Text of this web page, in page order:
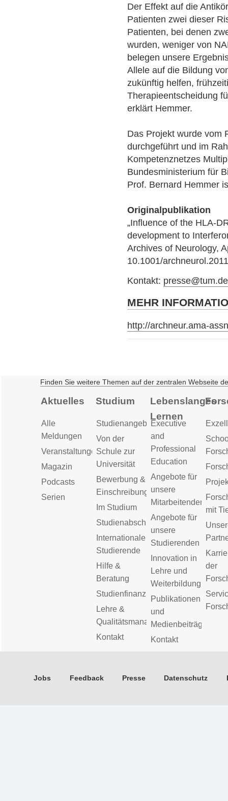
Der Effekt auf die
Patienten zwei dieser
Patienten, bei denen
wurden, weniger von
belegen unsere
Allele auf die Bildung
zukünftig helfen,
Therapieentscheidung
erklärt Hemmer.
Das Projekt wurde vom
durchgeführt und im
Kompetenznetzes
Bundesministerium für
Prof. Bernard Hemmer
Originalpublikation
„Influence of the HLA-
development to
Archives of Neurology,
10.1001/
Kontakt: presse@tum.de
MEHR
http://archneur.ama-
Finden Sie weitere Themen auf der zentralen Webseite
Aktuelles
Alle
Meldungen
Veranstaltungen
Magazin
Podcasts
Serien
Studium
Studienangebot
Von der
Schule zur
Universität
Bewerbung &
Einschreibung
Im Studium
Studienabschluss
Internationale
Studierende
Hilfe &
Beratung
Studienfinanzierung
Lehre &
Qualitätsmanagement
Kontakt
Lebenslanges
Lernen
Executive
and
Professional
Education
Angebote für
unsere
Mitarbeitenden
Angebote für
unsere
Studierenden
Innovation in
Lehre und
Weiterbildung
Publikationen
und
Medienbeiträge
Kontakt
mit
der
Jobs Feedback Presse Datenschutz